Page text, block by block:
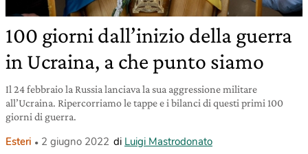
100 giorni dall’inizio della guerra
in Ucraina, a che punto siamo
Il 24 febbraio la Russia lanciava la sua aggressione militare
all’Ucraina. Ripercorriamo le tappe e i bilanci di questi primi 100
giorni di guerra.
Esteri 2 giugno 2022 di Luigi Mastrodonato